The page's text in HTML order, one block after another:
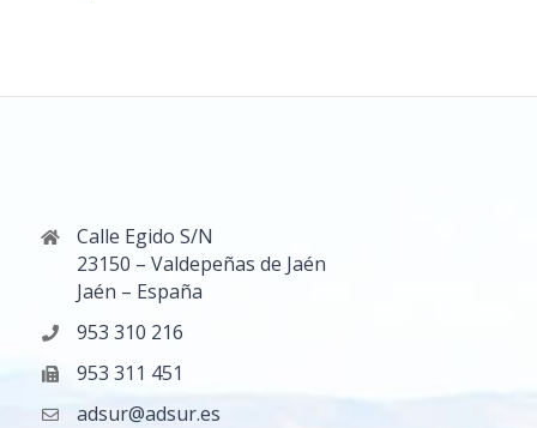
Calle Egido S/N
23150 – Valdepeñas de Jaén
Jaén – España
953 310 216
953 311 451
adsur@adsur.es